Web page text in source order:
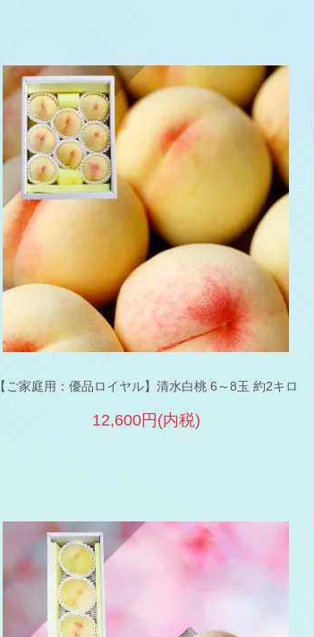
【ご家庭用：優品ロイヤル】清水白桃 6～8玉 約2キロ
12,600円(内税)